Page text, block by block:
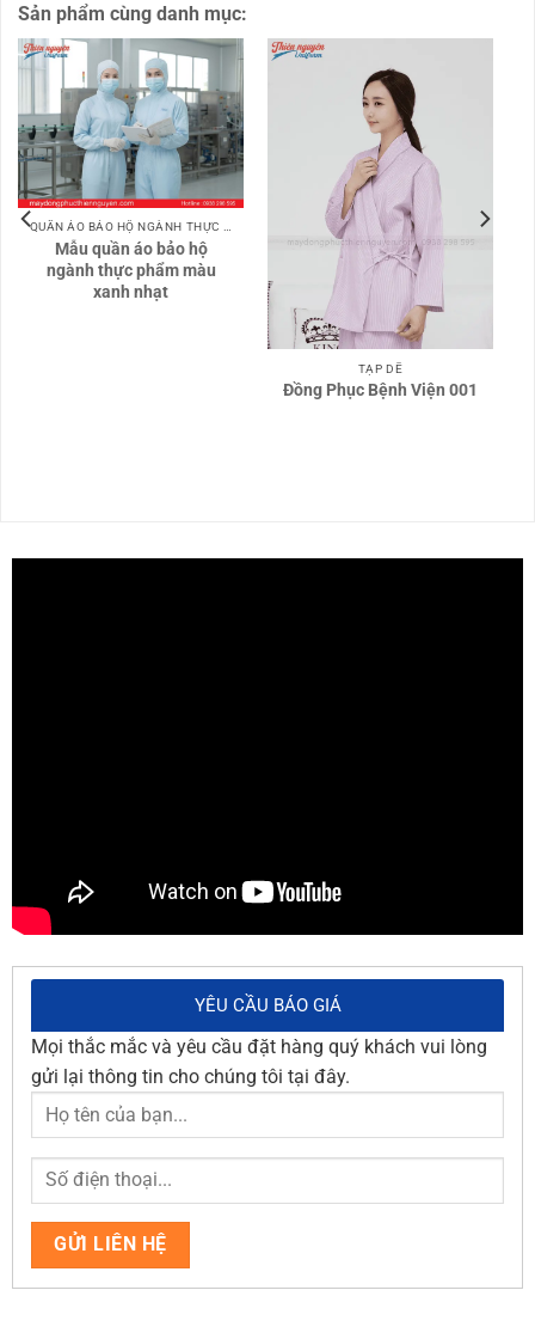
Sản phẩm cùng danh mục:
QUẦN ÁO BẢO HỘ NGÀNH THỰC PHẨM
Mẫu quần áo bảo hộ
ngành thực phẩm màu
xanh nhạt
TẠP DỀ
Đồng Phục Bệnh Viện 001
YÊU CẦU BÁO GIÁ
Mọi thắc mắc và yêu cầu đặt hàng quý khách vui lòng
gửi lại thông tin cho chúng tôi tại đây.